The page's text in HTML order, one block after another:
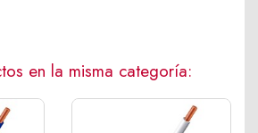
en la misma categoría: